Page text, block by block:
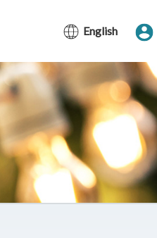
English